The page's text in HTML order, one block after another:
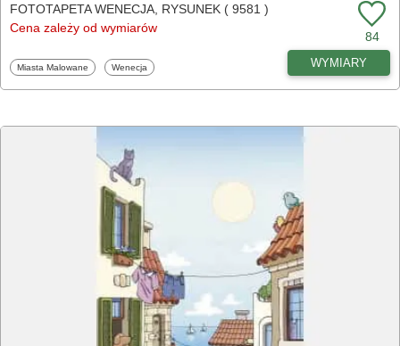
FOTOTAPETA WENECJA, RYSUNEK ( 9581 )
Cena zależy od wymiarów
84
Fototapety
Miasta Malowane Fototapety
Wenecja WYMIARY